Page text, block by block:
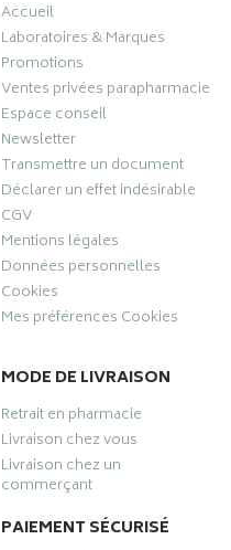
Accueil
Laboratoires & Marques
Promotions
Ventes privées parapharmacie
Espace conseil
Newsletter
Transmettre un document
Déclarer un effet indésirable
CGV
Mentions légales
Données personnelles
Cookies
Mes préférences Cookies
MODE DE LIVRAISON
Retrait en pharmacie
Livraison chez vous
Livraison chez un
commerçant
PAIEMENT SÉCURISÉ